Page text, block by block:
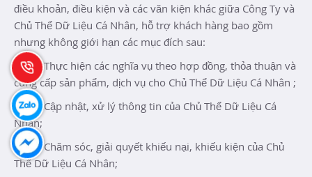
điều khoản, điều kiện và các văn kiện khác giữa Công Ty và
Chủ Thể Dữ Liệu Cá Nhân, hỗ trợ khách hàng bao gồm
nhưng không giới hạn các mục đích sau:
3.2.1. Thực hiện các nghĩa vụ theo hợp đồng, thỏa thuận và
cung cấp sản phẩm, dịch vụ cho Chủ Thể Dữ Liệu Cá Nhân ;
3.2.2. Cập nhật, xử lý thông tin của Chủ Thể Dữ Liệu Cá
Nhân;
3.2.3. Chăm sóc, giải quyết khiếu nại, khiếu kiện của Chủ
Thể Dữ Liệu Cá Nhân;